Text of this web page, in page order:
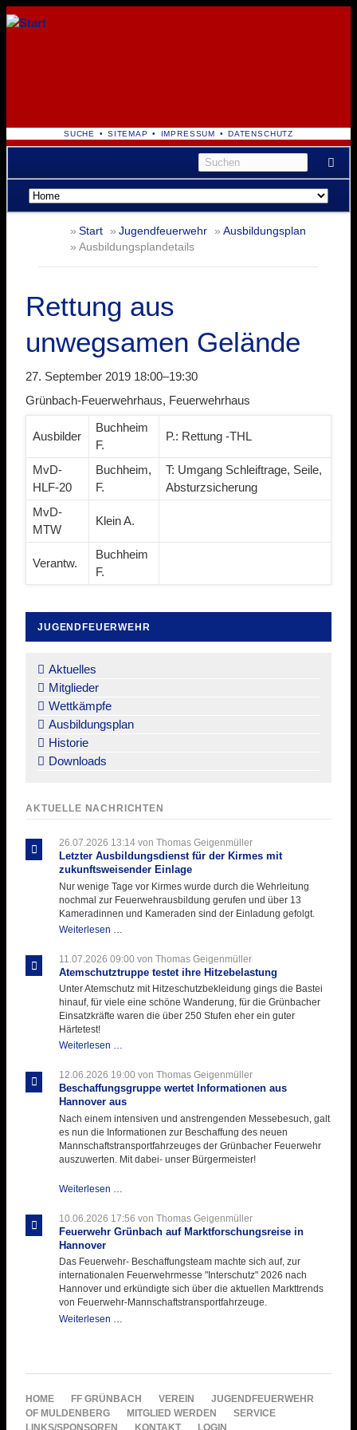
NAVIGATION
ÜBERSPRINGEN
SUCHE SITEMAP IMPRESSUM DATENSCHUTZ
Navigation
überspringen
Start Jugendfeuerwehr
Ausbildungsplan
Ausbildungsplandetails
Rettung aus
unwegsamen Gelände
27. September 2019 18:00–19:30
Grünbach-Feuerwehrhaus, Feuerwehrhaus
Ausbilder
Buchheim
F.
P.: Rettung -THL
MvD-
HLF-20
Buchheim,
F.
T: Umgang Schleiftrage, Seile,
Absturzsicherung
MvD-
MTW
Klein A.
Verantw.
Buchheim
F.
JUGENDFEUERWEHR
überspringen
Aktuelles
Mitglieder
Wettkämpfe
Ausbildungsplan
Historie
Downloads
AKTUELLE NACHRICHTEN
26.07.2026 13:14von Thomas Geigenmüller
Letzter Ausbildungsdienst für der Kirmes mit
zukunftsweisender Einlage
Nur wenige Tage vor Kirmes wurde durch die Wehrleitung
nochmal zur Feuerwehrausbildung gerufen und über 13
Kameradinnen und Kameraden sind der Einladung gefolgt.
Weiterlesen …
für
der
Kirmes
mit
zukunftsweisender
11.07.2026 09:00 von Thomas Geigenmüller
Atemschutztruppe testet ihre Hitzebelastung
Unter Atemschutz mit Hitzeschutzbekleidung gings die Bastei
hinauf, für viele eine schöne Wanderung, für die Grünbacher
Einsatzkräfte waren die über 250 Stufen eher ein guter
Härtetest!
Weiterlesen …
ihre
Hitzebelastung
12.06.2026 19:00 von Thomas Geigenmüller
Beschaffungsgruppe wertet Informationen aus
Hannover aus
Nach einem intensiven und anstrengenden Messebesuch, galt
es nun die Informationen zur Beschaffung des neuen
Mannschaftstransportfahrzeuges der Grünbacher Feuerwehr
auszuwerten. Mit dabei- unser Bürgermeister!
Weiterlesen …
Informationen
aus
aus
10.06.2026 17:56 von Thomas Geigenmüller
Feuerwehr Grünbach auf Marktforschungsreise in
Hannover
Das Feuerwehr- Beschaffungsteam machte sich auf, zur
internationalen Feuerwehrmesse "Interschutz" 2026 nach
Hannover und erkündigte sich über die aktuellen Markttrends
von Feuerwehr-Mannschaftstransportfahrzeuge.
Weiterlesen …
in
NAVIGATION
ÜBERSPRINGEN
HOME FF GRÜNBACH VEREIN
JUGENDFEUERWEHR
OF MULDENBERG
MITGLIED WERDEN
SERVICE
LINKS/SPONSOREN
KONTAKT LOGIN